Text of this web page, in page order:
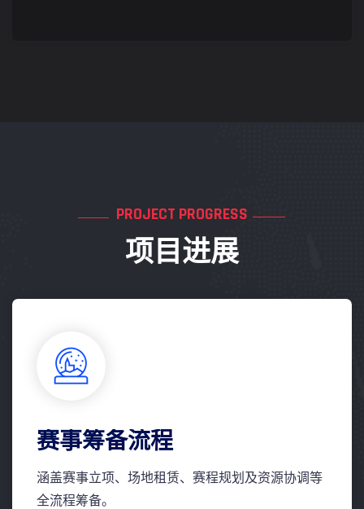
PROJECT PROGRESS
项目进展
赛事筹备流程
涵盖赛事立项、场地租赁、赛程规划及资源协调等
全流程筹备。